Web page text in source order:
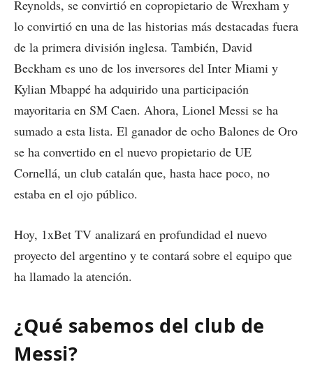
Reynolds, se convirtió en copropietario de Wrexham y
lo convirtió en una de las historias más destacadas fuera
de la primera división inglesa. También, David
Beckham es uno de los inversores del Inter Miami y
Kylian Mbappé ha adquirido una participación
mayoritaria en SM Caen. Ahora, Lionel Messi se ha
sumado a esta lista. El ganador de ocho Balones de Oro
se ha convertido en el nuevo propietario de UE
Cornellá, un club catalán que, hasta hace poco, no
estaba en el ojo público.
Hoy, 1xBet TV analizará en profundidad el nuevo
proyecto del argentino y te contará sobre el equipo que
ha llamado la atención.
¿Qué sabemos del club de
Messi?